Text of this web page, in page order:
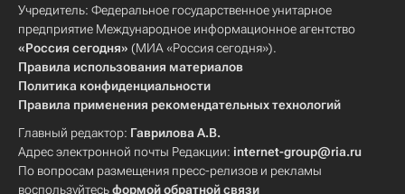
Учредитель: Федеральное государственное унитарное
предприятие Международное информационное агентство
«Россия сегодня» (МИА «Россия сегодня»).
Правила использования материалов
Политика конфиденциальности
Правила применения рекомендательных технологий
Главный редактор: Гаврилова А.В.
Адрес электронной почты Редакции: internet-group@ria.ru
По вопросам размещения пресс-релизов и рекламы
воспользуйтесьформой обратной связи